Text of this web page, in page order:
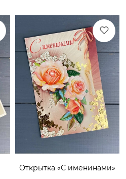
Открытка «С именинами»